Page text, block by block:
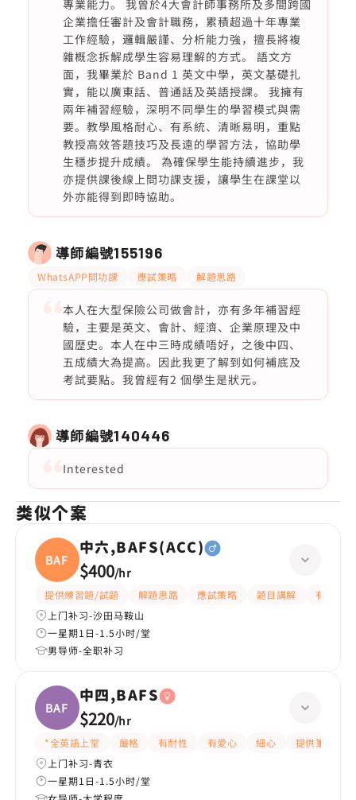
專業能力。 我曾於4大會計師事務所及多間跨國
企業擔任審計及會計職務，累積超過十年專業
工作經驗，邏輯嚴謹、分析能力強，擅長將複
雜概念拆解成學生容易理解的方式。 語文方
面，我畢業於 Band 1 英文中學，英文基礎扎
實，能以廣東話、普通話及英語授課。 我擁有
兩年補習經驗，深明不同學生的學習模式與需
要。教學風格耐心、有系統、清晰易明，重點
教授高效答題技巧及長遠的學習方法，協助學
生穩步提升成績。 為確保學生能持續進步，我
亦提供課後線上問功課支援，讓學生在課堂以
外亦能得到即時協助。
導師編號155196
WhatsAPP問功課 應試策略 解題思路
本人在大型保險公司做會計，亦有多年補習經
驗，主要是英文、會計、經濟、企業原理及中
國歴史。本人在中三時成績唔好，之後中四、
五成績大為提高。因此我更了解到如何補底及
考試要點。我曾經有2 個學生是狀元。
導師編號140446
Interested
类似个案
BAFS(
中六,BAFS(ACC)
$400/hr
提供練習題/試題 解題思路 應試策略 題目講解
有耐性
上门补习-沙田马鞍山
一星期1日-1.5小时/堂
男导师-全职补习
BAFS
中四,BAFS
$220/hr
*全英語上堂 嚴格 有耐性 有愛心 細心 提供筆記
上门补习-青衣
一星期1日-1.5小时/堂